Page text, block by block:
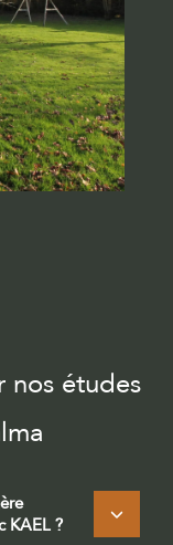
nos études
KAEL ?